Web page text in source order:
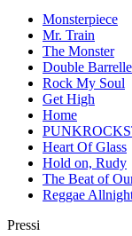
Monsterpiece
Mr. Train
The Monster
Double
Rock My Soul
Get High
Home
Heart Of Glass
Hold on, Rudy
The Beat of
Reggae
Pressi